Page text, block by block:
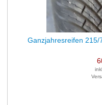
Ganzjahresreifen 215/